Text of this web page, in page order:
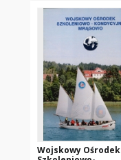
Wojskowy Ośrodek